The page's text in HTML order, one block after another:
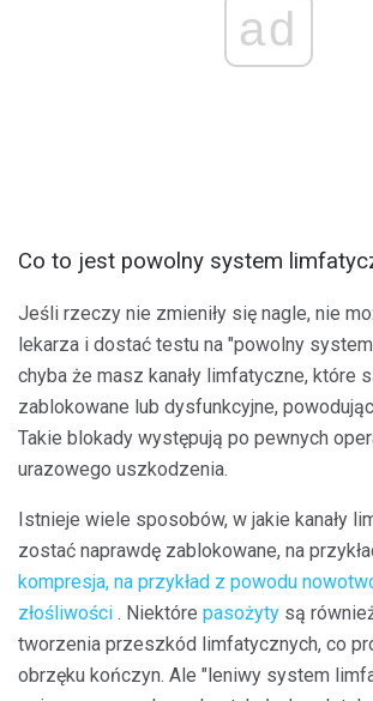
ad
Co to jest powolny system
Jeśli rzeczy nie zmieniły się nagle, nie
lekarza i dostać testu na "powolny
chyba że masz kanały limfatyczne, które
zablokowane lub dysfunkcyjne,
Takie blokady występują po pewnych
urazowego uszkodzenia.
Istnieje wiele sposobów, w jakie kanały
zostać naprawdę zablokowane, na
kompresja, na przykład z powodu
złośliwości . Niektóre pasożyty są
tworzenia przeszkód limfatycznych, co
obrzęku kończyn. Ale "leniwy system